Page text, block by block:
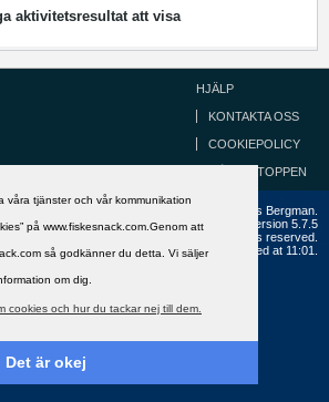
våra tjänster och vår kommunikation
på www.fiskesnack.com.Genom att
så godkänner du detta. Vi säljer
om dig.
cookies och hur du tackar nej till dem.
Det är okej
aktivitetsresultat att visa
HJÄLP
KONTAKTA OSS
COOKIEPOLICY
GÅ TILL TOPPEN
FiskeSnack.com. Grundad 2002 av Anders Bergman.
Powered byvBulletin®
Version 5.7.5
© 2026 MH Sub I, LLC dba vBulletin. All rights reserved.
All times are GMT+1. This page was generated at 11:01.